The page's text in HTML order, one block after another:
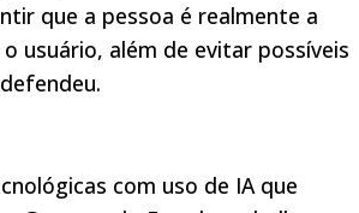
que a pessoa é realmente a
usuário, além de evitar possíveis
com uso de IA que